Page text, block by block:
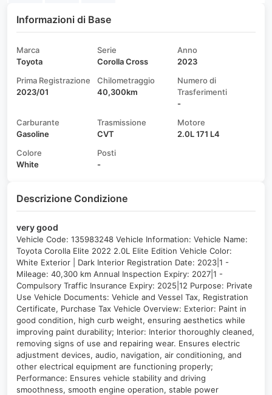
Informazioni di Base
Marca
Toyota
Serie
Corolla Cross
Anno
2023
Prima Registrazione
2023/01
Chilometraggio
40,300km
Numero di
Trasferimenti
-
Carburante
Gasoline
Trasmissione
CVT
Motore
2.0L 171 L4
Colore
White
Posti
-
Descrizione Condizione
very good
Vehicle Code: 135983248 Vehicle Information: Vehicle Name:
Toyota Corolla Elite 2022 2.0L Elite Edition Vehicle Color:
White Exterior | Dark Interior Registration Date: 2023|1 -
Mileage: 40,300 km Annual Inspection Expiry: 2027|1 -
Compulsory Traffic Insurance Expiry: 2025|12 Purpose: Private
Use Vehicle Documents: Vehicle and Vessel Tax, Registration
Certificate, Purchase Tax Vehicle Overview: Exterior: Paint in
good condition, high curb weight, ensuring aesthetics while
improving paint durability; Interior: Interior thoroughly cleaned,
removing signs of use and repairing wear. Ensures electric
adjustment devices, audio, navigation, air conditioning, and
other electrical equipment are functioning properly;
Performance: Ensures vehicle stability and driving
smoothness, smooth engine operation, stable power